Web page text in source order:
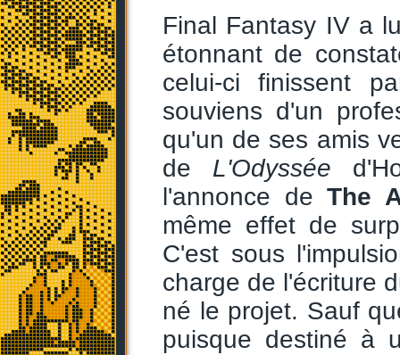
Final Fantasy IV a
étonnant de
celui-ci finissent
souviens d'un
qu'un de ses amis
de L'Odyssée
l'annonce deThe
même effet de
C'est sous
charge de l'écriture
né le projet. Sauf
puisque destiné à